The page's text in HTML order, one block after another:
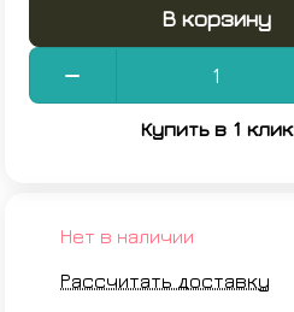
В корзину
Купить в 1 клик
Нет в наличии
Рассчитать доставку